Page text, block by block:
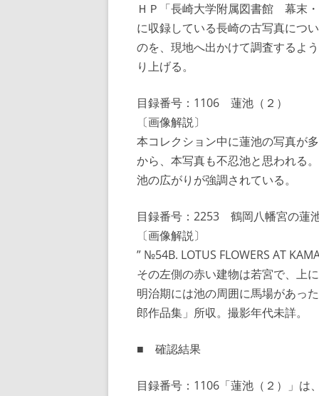
ＨＰ「長崎大学附属図書館 幕末
に収録している長崎の古写真につ
のを、現地へ出かけて調査するよ
り上げる。
目録番号：1106 蓮池（２）
〔画像解説〕
本コレクション中に蓮池の写真が
から、本写真も不忍池と思われる
池の広がりが強調されている。
目録番号：2253 鶴岡八幡宮の蓮
〔画像解説〕
” №54B. LOTUS FLOWERS AT
その左側の赤い建物は若宮で、上
明治期には池の周囲に馬場があっ
郎作品集」所収。撮影年代未詳。
■ 確認結果
目録番号：1106「蓮池（２）」は